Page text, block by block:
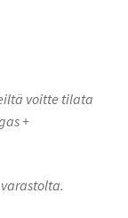
voitte tilata
+